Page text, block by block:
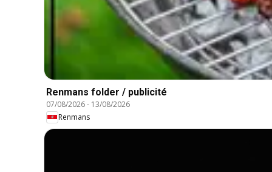
Renmans folder / publicité
07/08/2026- 13/08/2026
Renmans